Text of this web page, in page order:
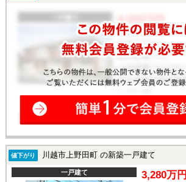
値下がり 川越市上野田町 の新築一戸建て
一戸建て 3,280万円